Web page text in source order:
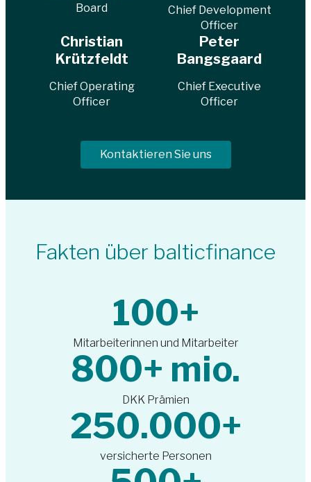
Board
Chief Development
Officer
Christian
Krützfeldt
Chief Operating
Officer
Peter
Bangsgaard
Chief Executive
Officer
Kontaktieren Sie uns
Fakten über balticfinance
100+
Mitarbeiterinnen und Mitarbeiter
800+ mio.
DKK Prämien
250.000+
versicherte Personen